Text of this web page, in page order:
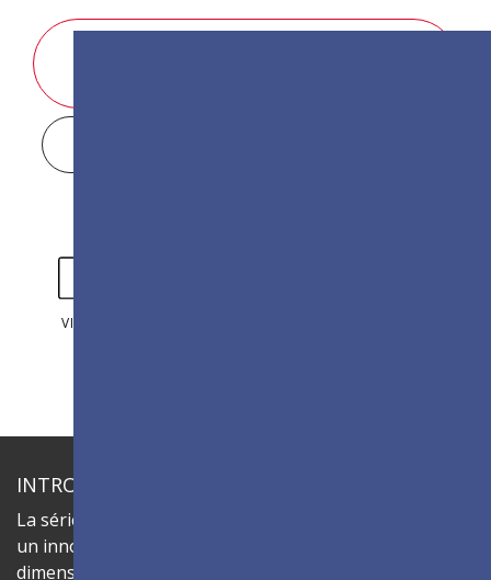
VIDÉOS
INTRODUCTION
La série ViewSonic LDC sont des écrans dvLED tout-en-
un innovants et personnalisables qui offrent des
dimensions flexibles et une installation simplifiée, le